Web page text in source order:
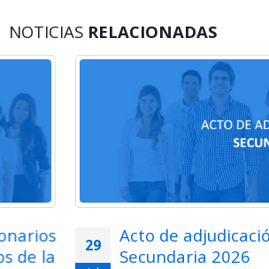
NOTICIAS RELACIONADAS
29
Acto de adjudicación de
Secundaria 2026